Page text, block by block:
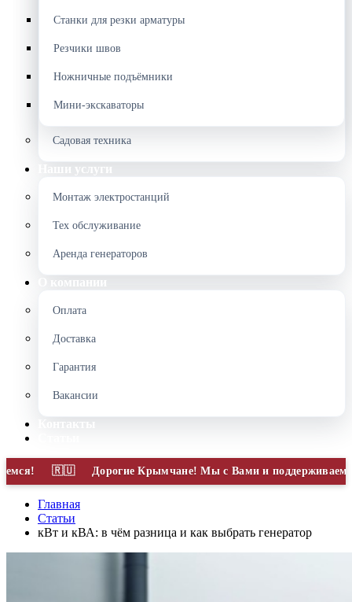
Станки для резки арматуры
Резчики швов
Ножничные подъёмники
Мини-экскаваторы
Садовая техника
Наши услуги
Монтаж электростанций
Тех обслуживание
Аренда генераторов
О компании
Оплата
Доставка
Гарантия
Вакансии
Контакты
Дорогие Крымчане! Мы с Вами и поддерживаем Вас!
Главная
Статьи
кВт и кВА: в чём разница и как выбрать генератор